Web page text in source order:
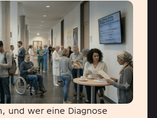
und wer eine Diagnose